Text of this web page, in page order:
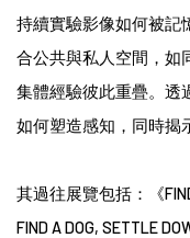
持續實驗影像如何被記
合公共與私人空間，如
集體經驗彼此重疊。透
如何塑造感知，同時揭
其過往展覽包括：《FIND
FIND A DOG, SETTLE